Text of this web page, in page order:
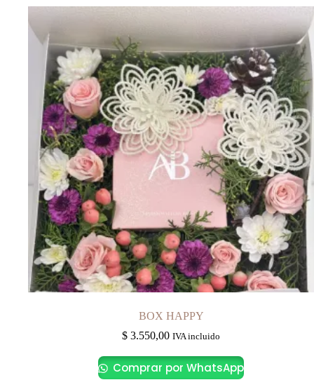
BOX HAPPY
$ 3.550,00 IVA incluido
Comprar por WhatsApp